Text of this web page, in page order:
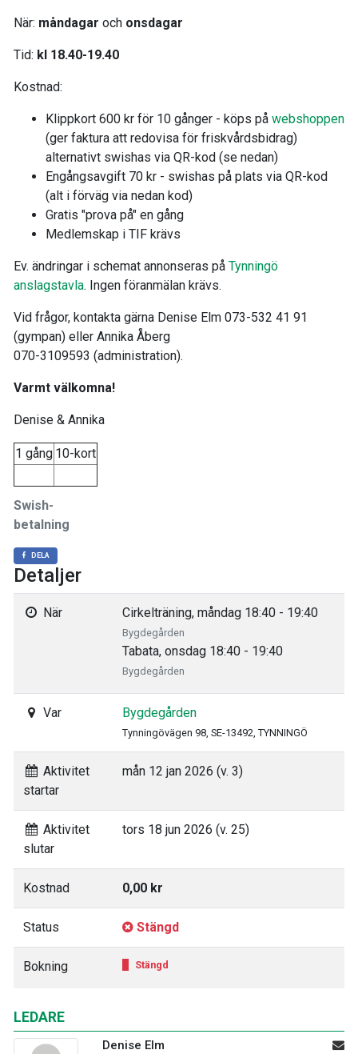
LEDARE
Denise Elm
När: måndagar och onsdagar
Tid: kl 18.40-19.40
Kostnad:
Klippkort 600 kr för 10 gånger - köps på webshoppen
(ger faktura att redovisa för friskvårdsbidrag)
alternativt swishas via QR-kod (se nedan)
Engångsavgift 70 kr - swishas på plats via QR-kod
(alt i förväg via nedan kod)
Gratis "prova på" en gång
Medlemskap i TIF krävs
Ev. ändringar i schemat annonseras på Tynningö
anslagstavla. Ingen föranmälan krävs.
Vid frågor, kontakta gärna Denise Elm 073-532 41 91
(gympan) eller Annika Åberg
070-3109593 (administration).
Varmt välkomna!
Denise & Annika
Swish-
betalning
1 gång 10-kort
DELA
Detaljer
När Cirkelträning, måndag 18:40 - 19:40
Bygdegården
Tabata, onsdag 18:40 - 19:40
Bygdegården
Var Bygdegården
Tynningövägen 98, SE-13492, TYNNINGÖ
Aktivitet
startar
mån 12 jan 2026 (v. 3)
Aktivitet
slutar
tors 18 jun 2026 (v. 25)
Kostnad 0,00 kr
Status Stängd
Bokning Stängd